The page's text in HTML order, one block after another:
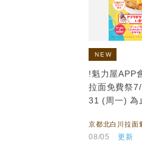
NEW
!魁力屋APP
拉面免費祭
31 (周一) 為
京都北白川拉面
08/05 更新